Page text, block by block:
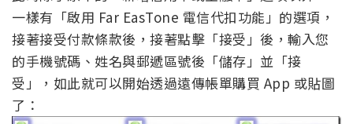
一樣有「啟用 Far EasTone 電信代扣功能」的選項，
接著接受付款條款後，接著點擊「接受」後，輸入您
的手機號碼、姓名與郵遞區號後「儲存」並「接
受」，如此就可以開始透過遠傳帳單購買 App 或貼圖
了：